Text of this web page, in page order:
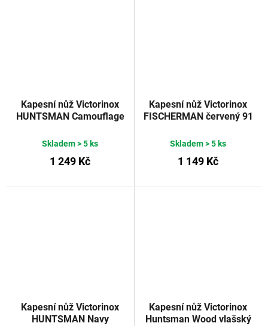
Kapesní nůž Victorinox
HUNTSMAN Camouflage
Skladem> 5 ks
1 249 Kč
Kapesní nůž Victorinox
FISCHERMAN červený 91
Skladem> 5 ks
1 149 Kč
Kapesní nůž Victorinox
HUNTSMAN Navy
Kapesní nůž Victorinox
Huntsman Wood vlašský